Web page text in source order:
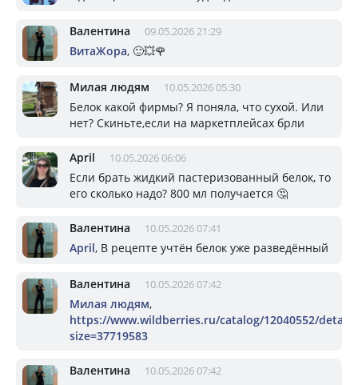
Валентина 09.05.2026 21:29
ВитаЖора, 🙂💥🌹
Милая людям 10.05.2026 05:30
Белок какой фирмы? Я поняла, что сухой. Или
нет? Скиньте,если на маркетплейсах брли
April 10.05.2026 06:06
Если брать жидкий пастеризованный белок, то
его сколько надо? 800 мл получается 🤔
Валентина 10.05.2026 07:41
April, В рецепте учтён белок уже разведённый
Валентина 10.05.2026 07:42
Милая людям,
https://www.wildberries.ru/catalog/12040552/
size=37719583
Валентина 10.05.2026 07:42